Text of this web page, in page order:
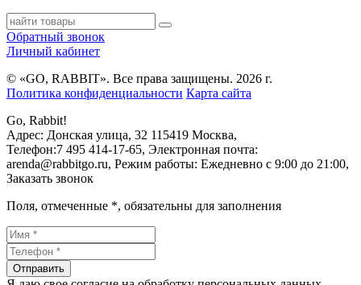
Обратный звонок
Личный кабинет
© «GO, RAВBIT». Все права защищены. 2026 г.
Политика конфиденциальности Карта сайта
Go, Rabbit!
Адрес: Донская улица, 32 115419 Москва,
Телефон:7 495 414-17-65, Электронная почта:
arenda@rabbitgo.ru, Режим работы: Ежедневно с 9:00 до 21:00,
Заказать звонок
Поля, отмеченные *, обязательны для заполнения
Отправить